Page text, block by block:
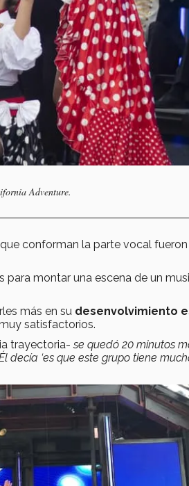
Adventure.
que conforman la parte vocal
para montar una escena de un
más en su desenvolvimiento
satisfactorios.
trayectoria- se quedó 20 minutos
decía ‘es que este grupo tiene